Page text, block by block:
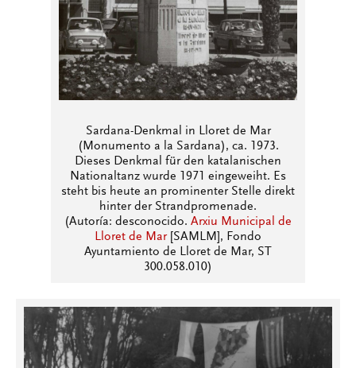
Sardana-Denkmal in Lloret de Mar
(Monumento a la Sardana), ca. 1973.
Dieses Denkmal für den katalanischen
Nationaltanz wurde 1971 eingeweiht. Es
steht bis heute an prominenter Stelle direkt
hinter der Strandpromenade.
(Autoría: desconocido. Arxiu Municipal de
Lloret de Mar[SAMLM], Fondo
Ayuntamiento de Lloret de Mar, ST
300.058.010)